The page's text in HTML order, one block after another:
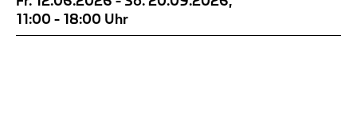
Dortmunder Wall lässt sich Wahrnehmung
notieren. Die Orte sind nach alten Postkarten
11:00 - 18:00 Uhr